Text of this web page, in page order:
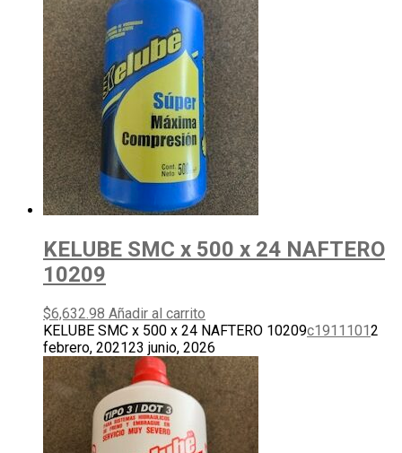
KELUBE SMC x 500 x 24 NAFTERO
10209
$6,632.98 Añadir al carrito
KELUBE SMC x 500 x 24 NAFTERO 10209c19111012
febrero, 202123 junio, 2026